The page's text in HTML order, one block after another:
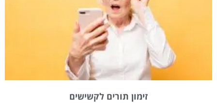
זימון תורים לקשישים